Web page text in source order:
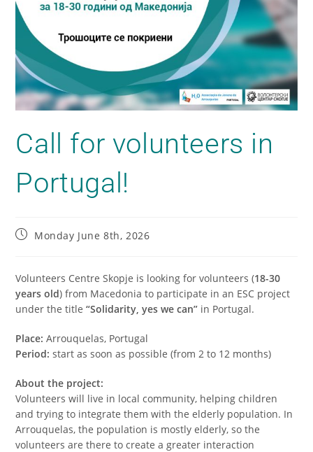
Call for volunteers in
Portugal!
Monday June 8th, 2026
Volunteers Centre Skopje is looking for volunteers (18-30
years old) from Macedonia to participate in an ESC project
under the title“Solidarity, yes we can” in Portugal.
Place: Arrouquelas, Portugal
Period:start as soon as possible (from 2 to 12 months)
About the project:
Volunteers will live in local community, helping children
and trying to integrate them with the elderly population. In
Arrouquelas, the population is mostly elderly, so the
volunteers are there to create a greater interaction